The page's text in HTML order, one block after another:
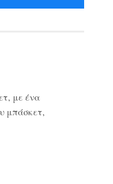
με ένα
μπάσκετ,